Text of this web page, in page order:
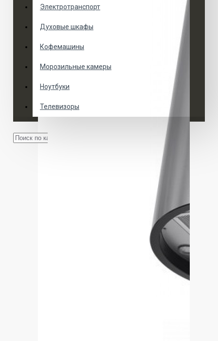
Электротранспорт
Духовые шкафы
Кофемашины
Морозильные камеры
Ноутбуки
Телевизоры